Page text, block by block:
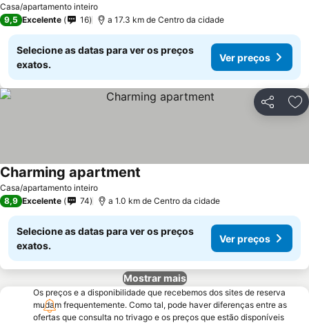
Casa/apartamento inteiro
9,5 Excelente 16 a 17.3 km de Centro da cidade
Selecione as datas para ver os preços
exatos.
Ver preços
Partilhar
Casa/apartamento inteiro
Charming apartment
8,9 Excelente 74 a 1.0 km de Centro da cidade
Selecione as datas para ver os preços
exatos.
Ver preços
Mostrar mais
Os preços e a disponibilidade que recebemos dos sites de reserva
mudam frequentemente. Como tal, pode haver diferenças entre as
ofertas que consulta no trivago e os preços que estão disponíveis